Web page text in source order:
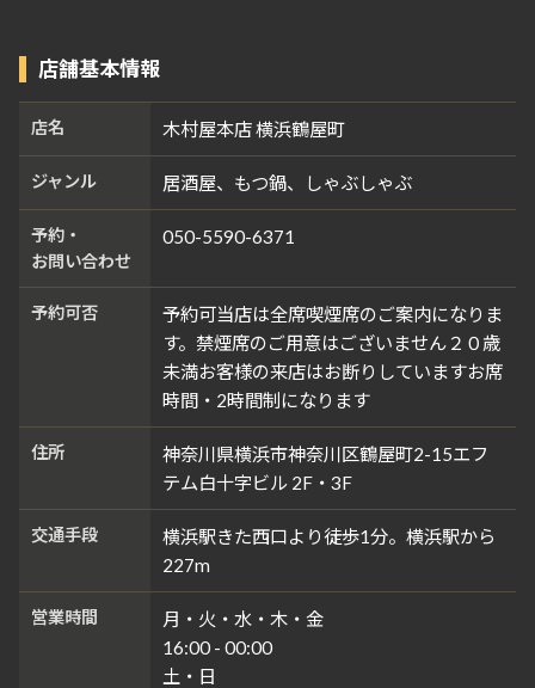
店舗基本情報
店名 木村屋本店 横浜鶴屋町
ジャンル 居酒屋、もつ鍋、しゃぶしゃぶ
予約・
お問い合わせ
050-5590-6371
予約可否
予約可当店は全席喫煙席のご案内になりま
す。禁煙席のご用意はございません２０歳
未満お客様の来店はお断りしていますお席
時間・2時間制になります
住所
神奈川県横浜市神奈川区鶴屋町2-15エフ
テム白十字ビル 2F・3F
交通手段
横浜駅きた西口より徒歩1分。横浜駅から
227m
営業時間
月・火・水・木・金
16:00 - 00:00
土・日